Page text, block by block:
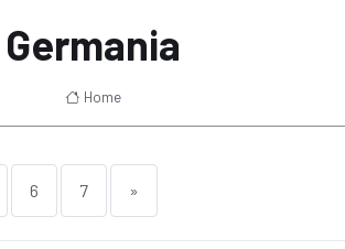
Germania
Home
6 7 »